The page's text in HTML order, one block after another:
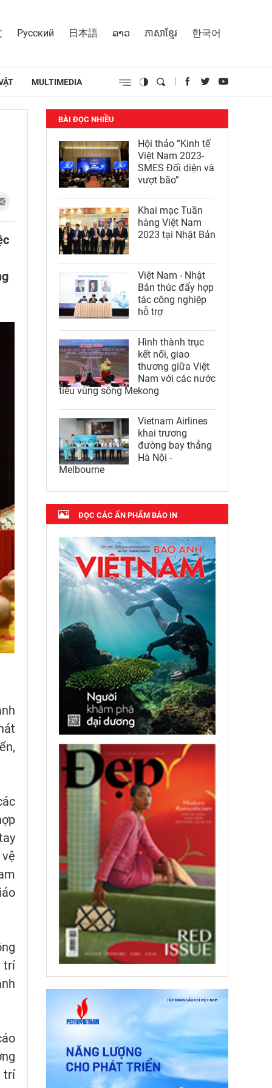
Русский 日本語 ລາວ ភាសាខ្មែរ 한국어
MULTIMEDIA
trí
trí
BÀI ĐỌC NHIỀU
Hội thảo “Kinh tế
Việt Nam 2023-
SMES Đối diện và
vượt bão”
Khai mạc Tuần
hàng Việt Nam
2023 tại Nhật Bản
Việt Nam - Nhật
Bản thúc đẩy hợp
tác công nghiệp
hỗ trợ
Hình thành trục
kết nối, giao
thương giữa Việt
Nam với các nước
tiểu vùng sông Mekong
Vietnam Airlines
khai trương
đường bay thẳng
Hà Nội -
Melbourne
ĐỌC CÁC ẤN PHẨM BÁO IN